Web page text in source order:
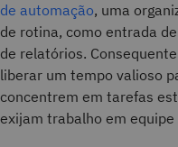
de automação, uma
de rotina, como entrada
de relatórios.
liberar um tempo valioso
concentrem em tarefas
exijam trabalho em